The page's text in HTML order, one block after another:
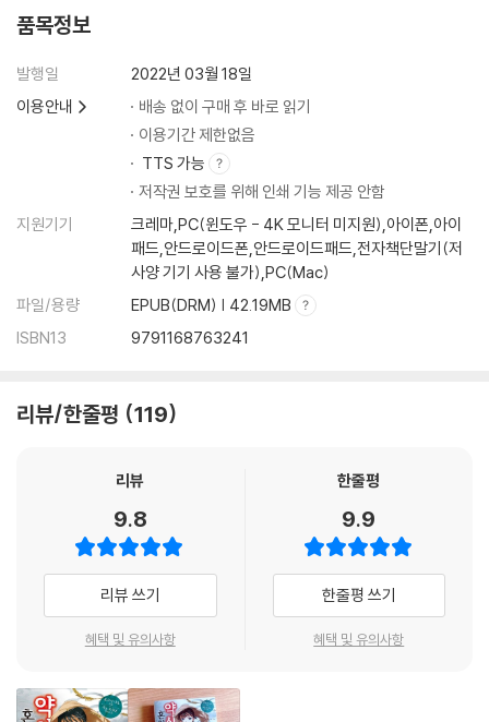
품목정보
발행일
2022년 03월 18일
이용안내
배송 없이 구매 후 바로 읽기
이용기간 제한없음
TTS 가능
저작권 보호를 위해 인쇄 기능 제공 안함
지원기기
크레마,PC(윈도우 - 4K 모니터 미지원),아이폰,아이
패드,안드로이드폰,안드로이드패드,전자책단말기(저
사양 기기 사용 불가),PC(Mac)
파일/용량
EPUB(DRM) | 42.19MB
ISBN13
9791168763241
리뷰/한줄평 119
리뷰
9.8
리뷰 쓰기
혜택 및 유의사항
한줄평
9.9
한줄평 쓰기
혜택 및 유의사항